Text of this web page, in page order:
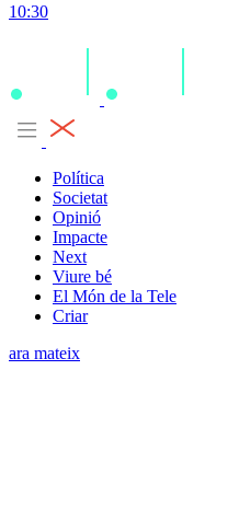
10:30
Política
Societat
Opinió
Impacte
Next
Viure bé
El Món de la Tele
Criar
ara mateix